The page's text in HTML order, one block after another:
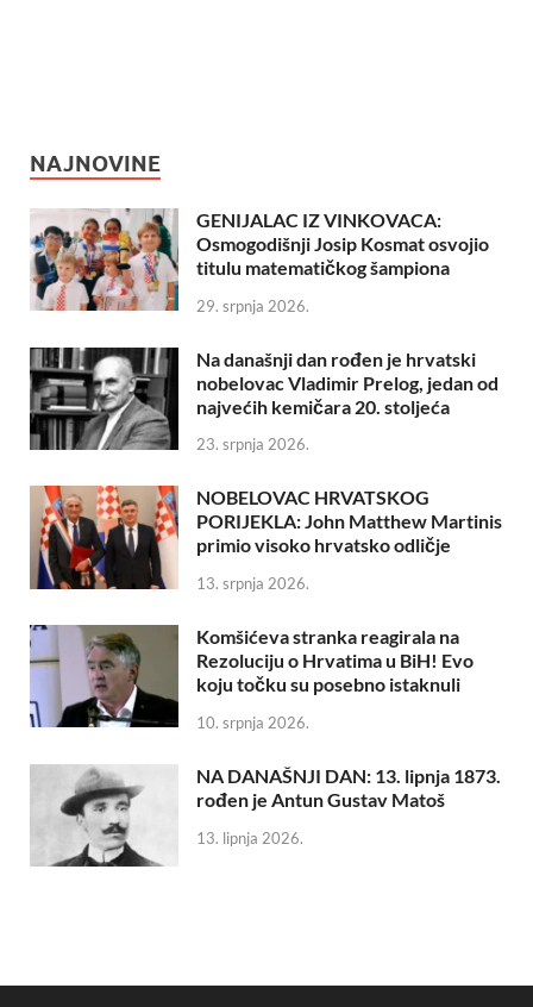
NAJNOVINE
GENIJALAC IZ VINKOVACA:
Osmogodišnji Josip Kosmat osvojio
titulu matematičkog šampiona
29. srpnja 2026.
Na današnji dan rođen je hrvatski
nobelovac Vladimir Prelog, jedan od
najvećih kemičara 20. stoljeća
23. srpnja 2026.
NOBELOVAC HRVATSKOG
PORIJEKLA: John Matthew Martinis
primio visoko hrvatsko odličje
13. srpnja 2026.
Komšićeva stranka reagirala na
Rezoluciju o Hrvatima u BiH! Evo
koju točku su posebno istaknuli
10. srpnja 2026.
NA DANAŠNJI DAN: 13. lipnja 1873.
rođen je Antun Gustav Matoš
13. lipnja 2026.